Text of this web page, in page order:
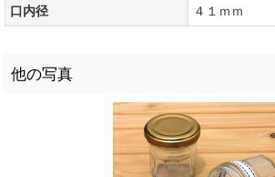
口内径
４１ｍｍ
他の写真